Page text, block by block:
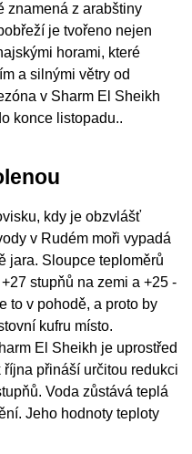
znamená z arabštiny
je tvořeno nejen
horami, které
a silnými větry od
v Sharm El Sheikh
konce listopadu..
kdy je obzvlášť
v Rudém moři vypadá
jara. Sloupce teploměrů
stupňů na zemi a +25 -
to v pohodě, a proto by
kufru místo.
El Sheikh je uprostřed
přináší určitou redukci
Voda zůstává teplá
Jeho hodnoty teploty